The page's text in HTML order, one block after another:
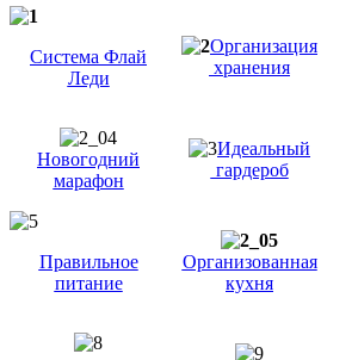
Система Флай
Леди
Организация
хранения
Новогодний
марафон
Идеальный
гардероб
Правильное
питание
Организованная
кухня